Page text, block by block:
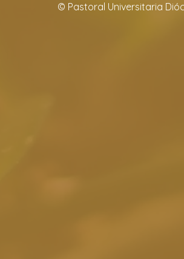
© Pastoral Universitaria